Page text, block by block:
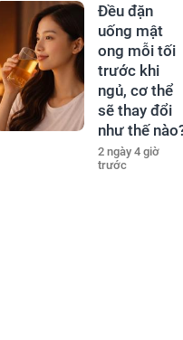
Đều đặn
uống mật
ong mỗi tối
trước khi
ngủ, cơ thể
sẽ thay đổi
như thế
2 ngày 4 giờ
trước